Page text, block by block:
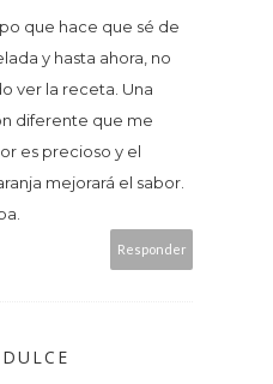
que hace que sé de
y hasta ahora, no
ver la receta. Una
diferente que me
es precioso y el
mejorará el sabor.
Responder